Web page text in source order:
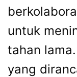
untuk
tahan lama.
yang